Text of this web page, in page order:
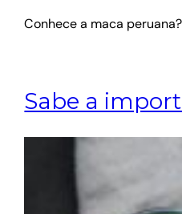
Conhece a maca
Sabe a